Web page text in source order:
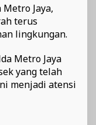
Jaya,
terus
lingkungan.
Metro Jaya
yang telah
menjadi atensi